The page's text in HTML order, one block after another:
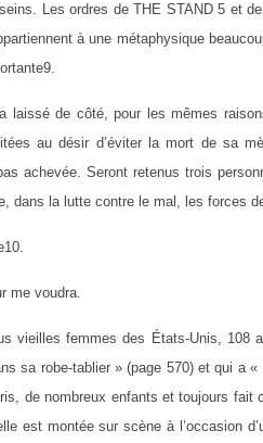
Les ordres de THE STAND 5 et
à une métaphysique
laissé de côté, pour les mêmes
au désir d’éviter la mort de sa
achevée. Seront retenus trois
dans la lutte contre le mal, les forces
me voudra.
vieilles femmes des États-Unis, 108
sa robe-tablier » (page 570) et qui a
de nombreux enfants et toujours fait
est montée sur scène à l’occasion